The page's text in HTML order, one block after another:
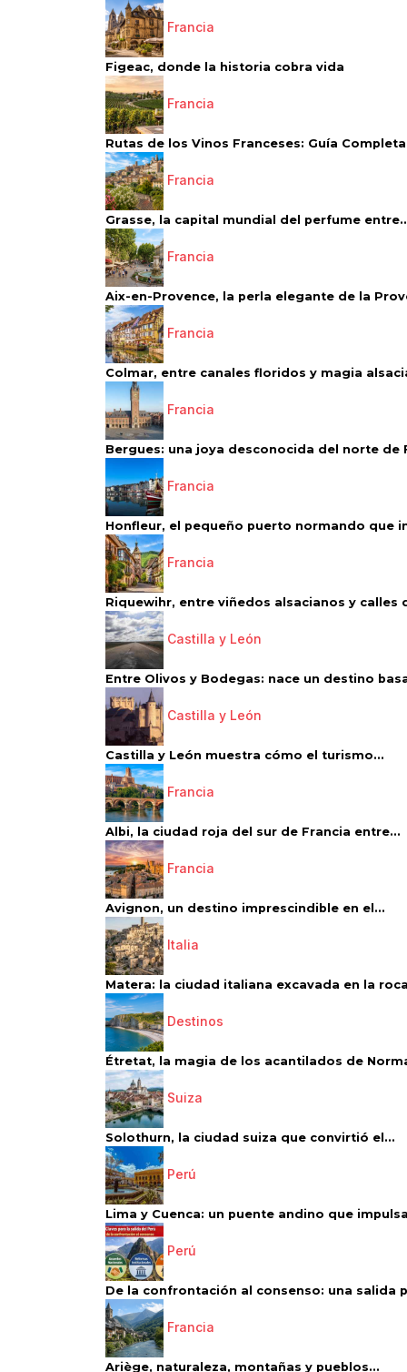
Francia
Figeac, donde la historia cobra vida
Francia
Rutas de los Vinos Franceses: Guía
Francia
Grasse, la capital mundial del perfume
Francia
Aix-en-Provence, la perla elegante de la
Francia
Colmar, entre canales floridos y magia
Francia
Bergues: una joya desconocida del norte de
Francia
Honfleur, el pequeño puerto normando que
Francia
Riquewihr, entre viñedos alsacianos y calles
Castilla y León
Entre Olivos y Bodegas: nace un destino
Castilla y León
Castilla y León muestra cómo el turismo...
Francia
Albi, la ciudad roja del sur de Francia entre...
Francia
Avignon, un destino imprescindible en el...
Italia
Matera: la ciudad italiana excavada en la
Destinos
Étretat, la magia de los acantilados de
Suiza
Solothurn, la ciudad suiza que convirtió el...
Perú
Lima y Cuenca: un puente andino que
Perú
De la confrontación al consenso: una salida
Francia
Ariège, naturaleza, montañas y pueblos...